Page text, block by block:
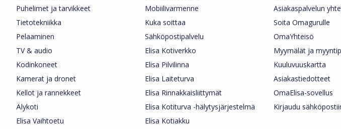
Puhelimet ja tarvikkeet
Tietotekniikka
Pelaaminen
TV & audio
Kodinkoneet
Kamerat ja dronet
Kellot ja rannekkeet
Älykoti
Elisa Vaihtoetu
Mobiilivarmenne
Kuka soittaa
Sähköpostipalvelu
Elisa Kotiverkko
Elisa Pilvilinna
Elisa Laiteturva
Elisa Rinnakkaisliittymät
Elisa Kotiturva -hälytysjärjestelmä
Elisa Kotiakku
Asiakaspalvelun
Soita Omagurulle
OmaYhteisö
Myymälät ja
Kuuluvuuskartta
Asiakastiedotteet
OmaElisa-sovellus
Kirjaudu